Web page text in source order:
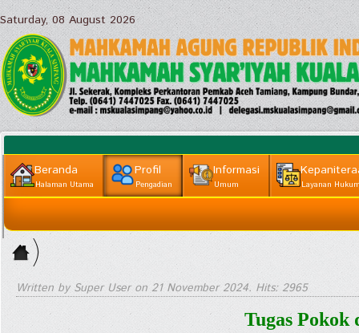
Saturday, 08 August 2026
Beranda
Halaman Utama
Profil
Pengadian
Informasi
Umum Layanan
Informasi
Home
Written by Super User on 21 November 2024. Hits: 2965
Tugas Pokok